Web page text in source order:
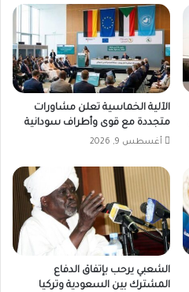
الآلية الخماسية تعلن مشاورات
متجددة مع قوى وأطراف سودانية
أغسطس 9, 2026
الشعبي يرحب بإتفاق الدفاع
المشترك بين السعودية وتركيا